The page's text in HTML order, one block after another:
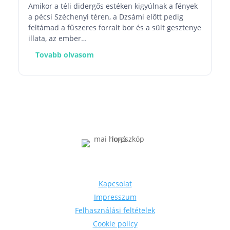
Amikor a téli didergős estéken kigyúlnak a fények
a pécsi Széchenyi téren, a Dzsámi előtt pedig
feltámad a fűszeres forralt bor és a sült gesztenye
illata, az ember…
Tovabb olvasom
Kapcsolat
Impresszum
Felhasználási feltételek
Cookie policy